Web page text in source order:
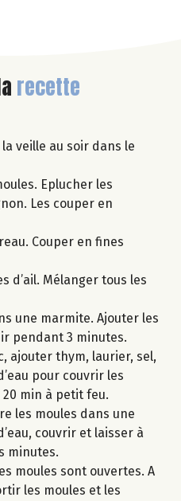
recette
veille au soir dans le
Eplucher les
Les couper en
Couper en fines
d’ail. Mélanger tous les
une marmite. Ajouter les
pendant 3 minutes.
ajouter thym, laurier, sel,
pour couvrir les
min à petit feu.
les moules dans une
couvrir et laisser à
minutes.
moules sont ouvertes. A
les moules et les